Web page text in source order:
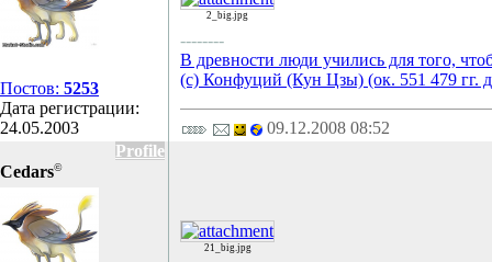
Постов: 5253
Дата регистрации:
24.05.2003
2_big.jpg
--------
В древности люди учились для того,
(с) Конфуций (Кун Цзы) (ок. 551 479 гг.
09.12.2008 08:52
Profile
Cedars©
21_big.jpg